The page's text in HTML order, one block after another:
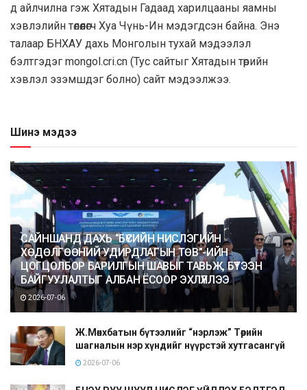
д айлчилна гэж Хятадын Гадаад харилцааны яамны
хэвлэлийн төлөөлөгч Хуа Чүнь-Ин мэдэгдсэн байна. Энэ
талаар БНХАУ дахь Монголын тухай мэдээлэл
бэлтгэдэг mongol.cri.cn (Тус сайтыг Хятадын төрийн
хэвлэл эзэмшдэг болно) сайт мэдээлжээ.
Шинэ мэдээ
САЙНШАНД ДАХЬ “БҮСИЙН НИСЛЭГИЙН
ХӨДӨЛГӨӨНИЙ УДИРДЛАГЫН ТӨВ”-ИЙН
ЦОГЦОЛБОР БАРИЛГЫН ШАВЫГ ТАВЬЖ, БҮТЭЭН
БАЙГУУЛАЛТЫГ АЛБАН ЁСООР ЭХЛҮҮЛЛЭЭ
2026-07-06
Ж.Мөнхбатын бүтээлийг “нэрлэж” Төрийн
шагналын нэр хүндийг нүүрстэй хутгасангүй
2026-07-06